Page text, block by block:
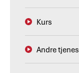
Kurs
Andre